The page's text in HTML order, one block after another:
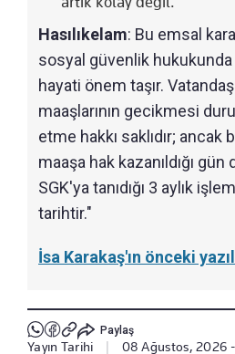
Hasılıkelam: Bu emsal
sosyal güvenlik
hayati önem taşır.
maaşlarının gecikmesi
etme hakkı saklıdır; ancak
maaşa hak kazanıldığı
SGK'ya tanıdığı 3 aylık
tarihtir."
İsa Karakaş'ın önceki
Paylaş
Yayın Tarihi 08 Ağustos, 2026